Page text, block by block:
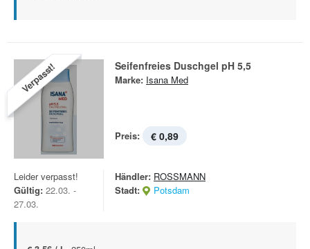
Verpasst! Seifenfreies Duschgel pH 5,5
Marke: Isana Med
Preis: € 0,89
Leider verpasst!
Gültig: 22.03. -
27.03.
Händler: ROSSMANN
Stadt:
Potsdam